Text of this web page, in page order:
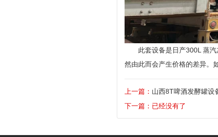
此套设备是日产300L 蒸
然由此而会产生价格的差异。
上一篇： 山西8T啤酒发酵罐设
下一篇：已经没有了